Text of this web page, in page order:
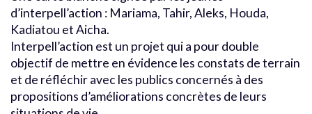
d’interpell’action : Mariama, Tahir, Aleks, Houda,
Kadiatou et Aicha.
Interpell’action est un projet qui a pour double
objectif de mettre en évidence les constats de terrain
et de réfléchir avec les publics concernés à des
propositions d’améliorations concrètes de leurs